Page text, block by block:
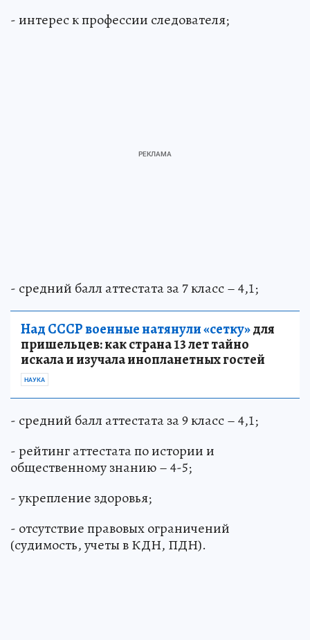
- интерес к профессии следователя;
- средний балл аттестата за 7 класс – 4,1;
Над СССР военные натянули «сетку»для
пришельцев: как страна 13 лет тайно
искала и изучала инопланетных гостей
НАУКА
- средний балл аттестата за 9 класс – 4,1;
- рейтинг аттестата по истории и
общественному знанию – 4-5;
- укрепление здоровья;
- отсутствие правовых ограничений
(судимость, учеты в КДН, ПДН).